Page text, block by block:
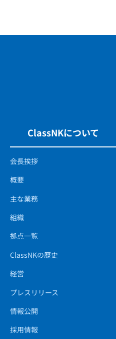
ClassNKについて
会長挨拶
概要
主な業務
組織
拠点一覧
ClassNKの歴史
経営
プレスリリース
情報公開
採用情報